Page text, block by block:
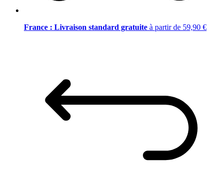
France : Livraison standard gratuite à partir de 59,90 €